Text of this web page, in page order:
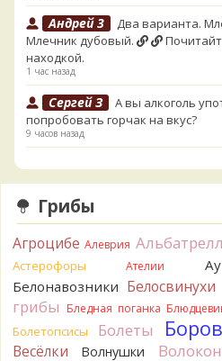
Андрей 3
Два варианта.
Млечник дубовый.
находкой.
1 час назад
Сергей З
А вы алкоголь
попробовать горчак на вкус?
9 часов назад
лизнул, и пожевал, но горечи не
лизнула - ей горький, как
То что это именно горчак
выкинули.
13 часов назад
Verona Говорушка
14 часов назад
Misha35 Спасибо!!!
15 часов назад
Грибы
Агроцибе Алеврия
Астерофоры
Ателии
Белонавозники Белосвинухи
грибы Бледная поганка
Болетопсисы Болеты
Весёлки Волнушки